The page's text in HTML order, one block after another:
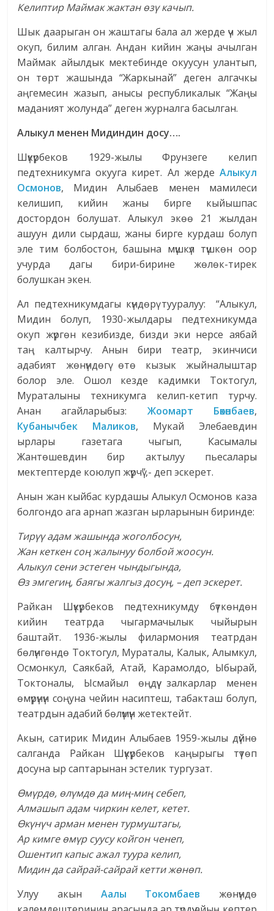
Келиптир Маймак жактан өзү качып.
Шык даарыган он жаштагы бала ал жерде үч жыл
окуп, билим алган. Андан кийин жаңы ачылган
Маймак айылдык мектебинде окуусун улантып,
он төрт жашында “Жаркынай” деген алгачкы
аңгемесин жазып, анысы республикалык “Жаңы
маданият жолунда” деген журналга басылган.
Алыкул менен Мидиндин досу….
Шүкүрбеков 1929-жылы Фрунзеге келип
педтехникумга окууга кирет. Ал жерде Алыкул
Осмонов, Мидин Алыбаев менен мамилеси
келишип, кийин жаны бирге кыйышпас
достордон болушат. Алыкул экөө 21 жылдан
ашуун дили сырдаш, жаны бирге курдаш болуп
эле тим болбостон, башына мүшкүл түшкөн оор
учурда дагы бири-бирине жөлөк-тирек
болушкан экен.
Ал педтехникумдагы күндөрү тууралуу: “Алыкул,
Мидин болуп, 1930-жылдары педтехникумда
окуп жүргөн кезибизде, бизди эки нерсе аябай
таң калтырчу. Анын бири театр, экинчиси
адабият жөнүндөгү өтө кызык жыйналыштар
болор эле. Ошол кезде кадимки Токтогул,
Мураталыны техникумга келип-кетип турчу.
Анан агайларыбыз: Жоомарт Бөкөнбаев,
Кубанычбек Маликов, Мукай Элебаевдин
ырлары газетага чыгып, Касымалы
Жантөшевдин бир актылуу пьесалары
мектептерде коюлуп жүрчү”,- деп эскерет.
Анын жан кыйбас курдашы Алыкул Осмонов каза
болгондо ага арнап жазган ырларынын биринде:
Тирүү адам жашында жоголбосун,
Жан кеткен соң жалынуу болбой жоосун.
Алыкул сени эстеген чындыгында,
Өз эмгегиң, баягы жалгыз досуң, – деп эскерет.
Райкан Шүкүрбеков педтехникумду бүткөндөн
кийин театрда чыгармачылык чыйырын
баштайт. 1936-жылы филармония театрдан
бөлүнгөндө Токтогул, Мураталы, Калык, Алымкул,
Осмонкул, Саякбай, Атай, Карамолдо, Ыбырай,
Токтоналы, Ысмайыл өңдүү залкарлар менен
өмүрүнүн соңуна чейин насиптеш, табакташ болуп,
театрдын адабий бөлүмүн жетектейт.
Акын, сатирик Мидин Алыбаев 1959-жылы дүйнө
салганда Райкан Шүкүрбеков каңырыгы түтөп
досуна ыр саптарынан эстелик тургузат.
Өмүрдө, өлүмдө да миң-миң себеп,
Алмашып адам чиркин келет, кетет.
Өкүнүч арман менен турмуштагы,
Ар кимге өмүр суусу койгон ченеп,
Ошентип капыс ажал туура келип,
Мидин да сайрай-сайрай кетти жөнөп.
Улуу акын Аалы Токомбаев жөнүндө